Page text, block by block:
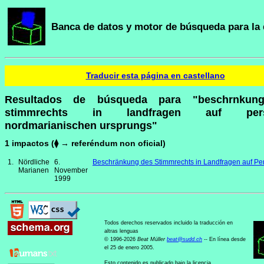
Banca de datos y motor de búsqueda para
Traducir esta página en castellano
Resultados de búsqueda para
stimmrechts in landfragen auf
nordmarianischen ursprungs"
1 impactos (⧫ → referéndum non oficial)
1.
Nördliche
Marianen
6.
November
1999
Beschränkung des Stimmrechts in Landfragen auf
Todos derechos reservados incluido la traducción en
altras lenguas
© 1996-2026 Beat Müller beat@sudd.ch -- En línea desde
el 25 de enero 2005.